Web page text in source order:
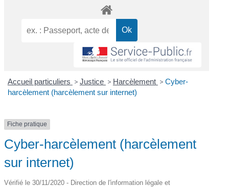
Accueil particuliers > Justice > Harcèlement > Cyber-
harcèlement (harcèlement sur internet)
Fiche pratique
Cyber-harcèlement (harcèlement
sur internet)
Vérifié le 30/11/2020 - Direction de l'information légale et